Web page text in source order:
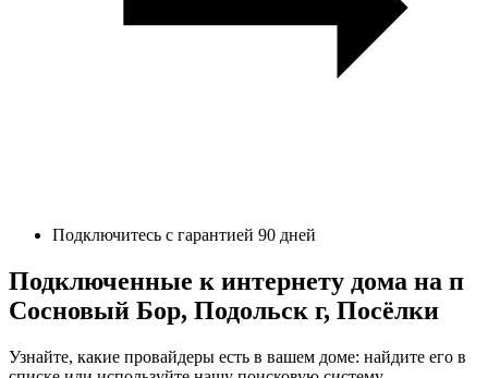
Подключитесь с гарантией 90 дней
Подключенные к интернету дома на п
Сосновый Бор, Подольск г, Посёлки
Узнайте, какие провайдеры есть в вашем доме: найдите его в